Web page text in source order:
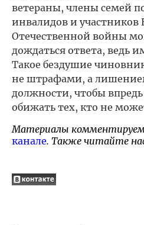
ветераны, члены семей
инвалидов и участников
Отечественной войны
дождаться ответа, ведь
Такое бездушие
не штрафами, а
должности, чтобы
обижать тех, кто не
Материалы
канале. Также читайте